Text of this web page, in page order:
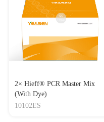
2× Hieff® PCR Master Mix
(With Dye)
10102ES